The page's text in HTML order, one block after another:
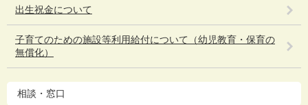
出生祝金について
子育てのための施設等利用給付について（幼児教育・保育の
無償化）
相談・窓口